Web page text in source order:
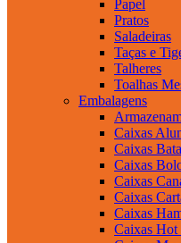
Papel
Pratos
Saladeiras
Taças e
Talheres
Toalhas
Embalagens
Caixas
Caixas
Caixas
Caixas
Caixas
Caixas
Caixas